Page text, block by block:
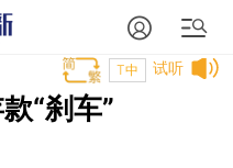
试听
T中
“刹车”